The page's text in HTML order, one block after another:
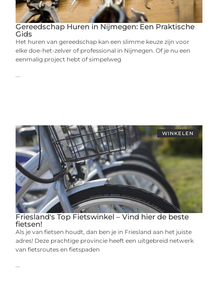
Gereedschap Huren in Nijmegen: Een Praktische
Gids
Het huren van gereedschap kan een slimme keuze zijn voor
elke doe-het-zelver of professional in Nijmegen. Of je nu een
eenmalig project hebt of simpelweg
...
WINKELEN
Friesland's Top Fietswinkel – Vind hier de beste
fietsen!
Als je van fietsen houdt, dan ben je in Friesland aan het juiste
adres! Deze prachtige provincie heeft een uitgebreid netwerk
van fietsroutes en fietspaden
...